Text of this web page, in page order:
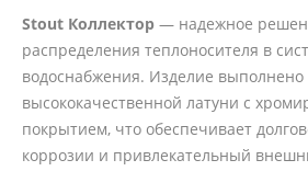
Stout Коллектор — надежное
распределения теплоносителя в
водоснабжения. Изделие выполнено
высококачественной латуни с
покрытием, что обеспечивает
коррозии и привлекательный